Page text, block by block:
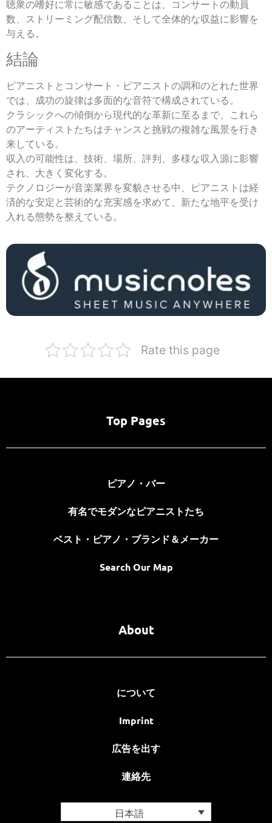
聴衆の嗜好に常に敏感であることは、コンサートの動員
数、ストリーミング配信数、そして全体的な収益に影響を
与える。
結論
ピアニストとコンサート・ピアニストの調和のとれた世界
では、成功の旋律は多面的な音符で構成されている。
クラシックへの傾倒から現代的な革新に至るまで、これら
のアーティストたちはチャンスと挑戦の複雑な風景を行き
来している。
収入の可能性は、技術、場所、評判、多様な収入源に影響
され、大きく変化する。
テクノロジーが音楽業界を変貌させる中、ピアニストは経
済的な安定と芸術的な充実感を求めて、新たな地平を受け
入れる態勢を整えている。
Rate this page
Top Pages
ピアノ・バー
有名でモダンなピアニストたち
ベスト・ピアノ・ブランド＆メーカー
Search Our Map
About
について
Imprint
広告を出す
連絡先
日本語